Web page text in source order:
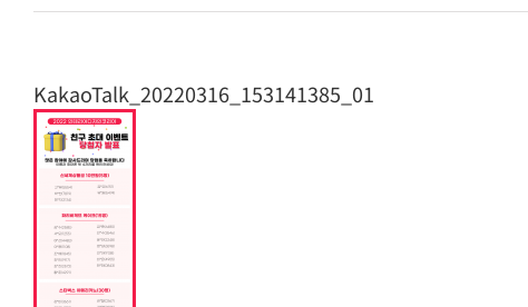
KakaoTalk_20220316_153141385_01